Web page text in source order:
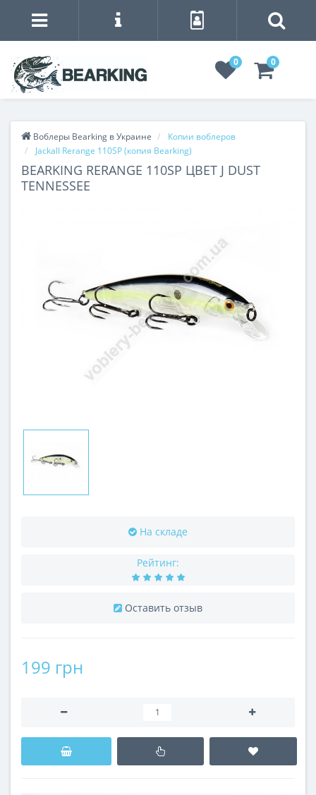
0 0
Воблеры Bearking в Украине
Копии воблеров
Jackall Rerange 110SP (копия Bearking)
BEARKING RERANGE 110SP ЦВЕТ J DUST
TENNESSEE
На складе
Рейтинг:
Оставить отзыв
199 грн